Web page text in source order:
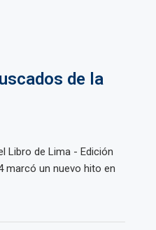
de la
Libro de Lima - Edición
marcó un nuevo hito en